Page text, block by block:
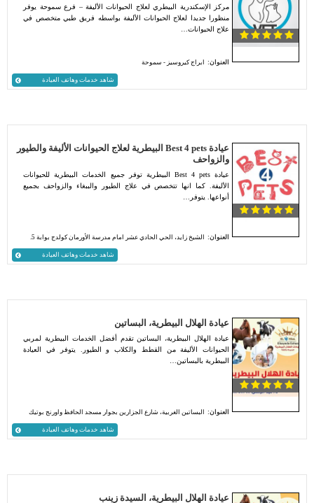
شاهد خدمات وهاتف العيادة
مركز الإسكندرية البيطري لعلاج الحيوانات الأليفة – فرع سموحة يوفر
منظورا جديدا لعلاج الحيوانات الأليفة بواسطه فريق طبي متخصص في
علاج الحيوانات…
العنوان: ابراج كيروسيز - سموحة
شاهد خدمات وهاتف العيادة
عيادة Best 4 pets البيطرية لعلاج الحيوانات الأليفة والطيور
والزواحف
عيادة Best 4 pets البيطرية توفر جميع الخدمات البيطرية للحيوانات
الأليفة. كما انها تتخصص في علاج الطيور والببغاء والزواحف بجميع
أنواعها. يتوفر…
العنوان: الشيخ زايد، الحي الحادي عشر امام مدرسة الأورمان كولدج بوابة 5.
شاهد خدمات وهاتف العيادة
عيادة الهلال البيطرية، البساتين
عيادة الهلال البيطرية، البساتين تقدم أفضل الخدمات البيطرية لمربي
الحيوانات الأليفة من القطط والكلاب و الطيور. يتوفر في العيادة
البيطرية بالبساتين…
العنوان: البساتين الغربية، شارع الجزارين بجوار مسجد الحافظ واورنج بوتيك
عيادة الهلال البيطرية، السيدة زينب